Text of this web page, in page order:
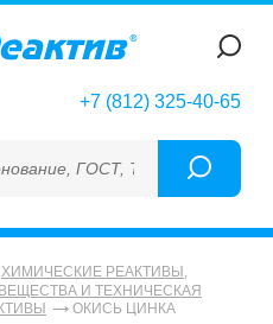
+7 (812) 325-40-65
ГОСТ, ТУ, ГСО, МСО, ОСО,
ХИМИЧЕСКИЕ РЕАКТИВЫ,
И ТЕХНИЧЕСКАЯ
ОКИСЬ ЦИНКА